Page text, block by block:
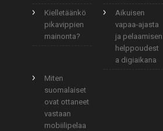
Kielletäänkö
pikavippien
mainonta?
Aikuisen
vapaa-ajasta
ja pelaamisen
helppoudest
a digiaikana
Miten
suomalaiset
ovat ottaneet
vastaan
mobiilipelaa